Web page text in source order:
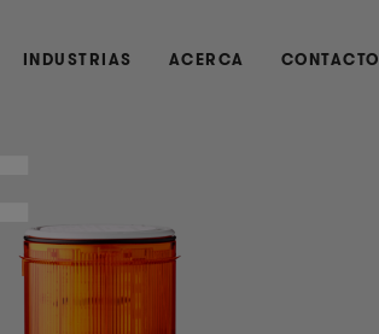
INDUSTRIAS ACERCA CONTACTO